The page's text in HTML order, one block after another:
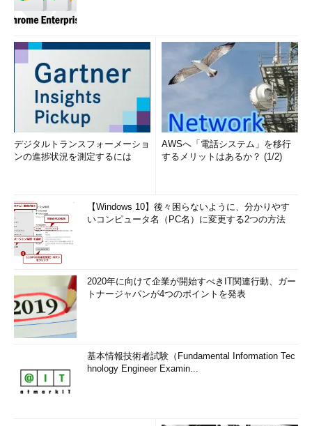
デジタルトランスフォーメーショ
ンの進捗状況を測定するには
AWSへ「電話システム」を移行
するメリットはあるか？ (1/2)
【Windows 10】後々困らないように、分かりやす
いコンピュータ名（PC名）に変更する2つの方法
2020年に向けて企業が開始すべきIT関連行動、ガー
トナージャパンが4つのポイントを発表
基本情報技術者試験（Fundamental Information Tec
hnology Engineer Examin...